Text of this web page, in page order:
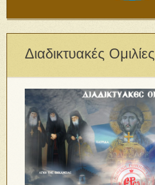
Διαδικτυακές Ομιλίες